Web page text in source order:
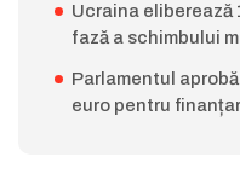
Ucraina eliberează
fază a schimbului
Parlamentul
euro pentru